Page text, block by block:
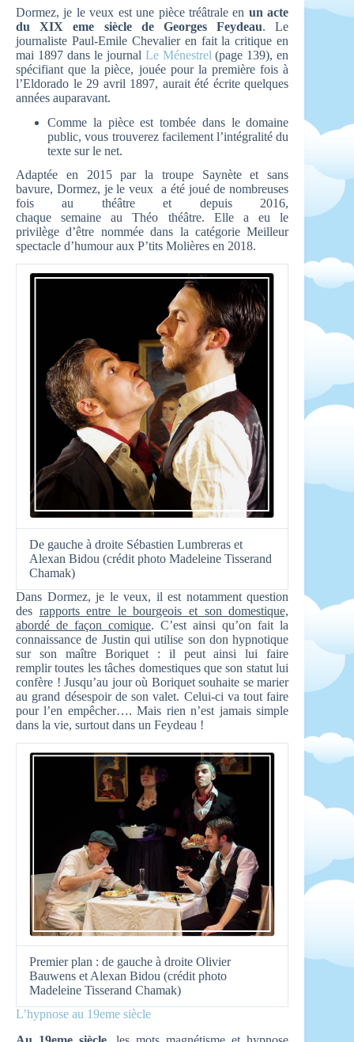
Dormez, je le veux est une pièce tréâtrale en un acte
du XIX eme siècle de Georges Feydeau. Le
journaliste Paul-Emile Chevalier en fait la critique en
mai 1897 dans le journal Le Ménestrel (page 139), en
spécifiant que la pièce, jouée pour la première fois à
l’Eldorado le 29 avril 1897, aurait été écrite quelques
années auparavant.
Comme la pièce est tombée dans le domaine
public, vous trouverez facilement l’intégralité du
texte sur le net.
Adaptée en 2015 par la troupe Saynète et sans
bavure, Dormez, je le veux a été joué de nombreuses
fois au théâtre et depuis 2016,
chaque semaine au Théo théâtre. Elle a eu le
privilège d’être nommée dans la catégorie Meilleur
spectacle d’humour aux P’tits Molières en 2018.
De gauche à droite Sébastien Lumbreras et
Alexan Bidou (crédit photo Madeleine Tisserand
Chamak)
Dans Dormez, je le veux, il est notamment question
des rapports entre le bourgeois et son domestique,
abordé de façon comique. C’est ainsi qu’on fait la
connaissance de Justin qui utilise son don hypnotique
sur son maître Boriquet : il peut ainsi lui faire
remplir toutes les tâches domestiques que son statut lui
confère ! Jusqu’au jour où Boriquet souhaite se marier
au grand désespoir de son valet. Celui-ci va tout faire
pour l’en empêcher…. Mais rien n’est jamais simple
dans la vie, surtout dans un Feydeau !
Premier plan : de gauche à droite Olivier
Bauwens et Alexan Bidou (crédit photo
Madeleine Tisserand Chamak)
L’hypnose au 19eme siècle